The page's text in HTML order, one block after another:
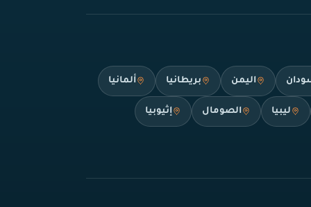
اليمن بريطانيا ألمانيا
ليبيا الصومال إثيوبيا